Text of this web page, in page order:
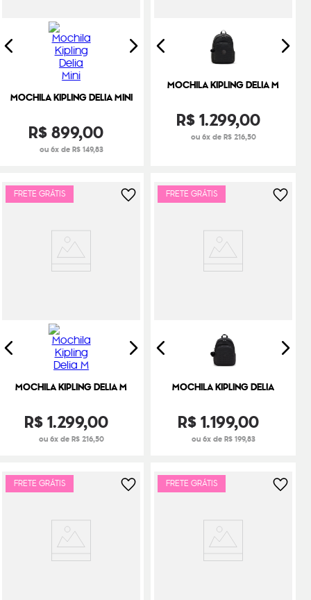
MOCHILA KIPLING DELIA MINI
R$899,00
ou 6x de R$ 149,83
MOCHILA KIPLING DELIA M
R$1.299,00
ou 6x de R$ 216,50
FRETE GRÁTIS
MOCHILA KIPLING DELIA M
R$1.299,00
ou 6x de R$ 216,50
FRETE GRÁTIS
MOCHILA KIPLING DELIA
R$1.199,00
ou 6x de R$ 199,83
FRETE GRÁTIS FRETE GRÁTIS